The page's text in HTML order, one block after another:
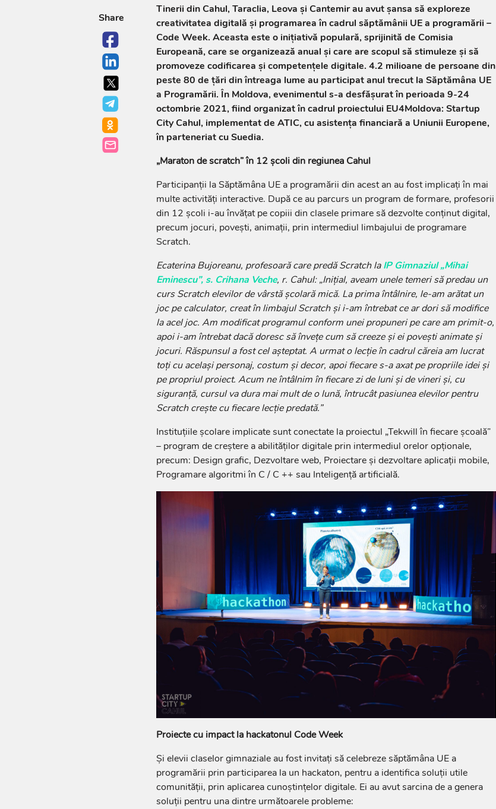
Share
Tinerii din Cahul, Taraclia, Leova și Cantemir au avut șansa să exploreze
creativitatea digitală și programarea în cadrul săptămânii UE a programării –
Code Week. Aceasta este o inițiativă populară, sprijinită de Comisia
Europeană, care se organizează anual și care are scopul să stimuleze și să
promoveze codificarea și competențele digitale. 4.2 milioane de persoane din
peste 80 de țări din întreaga lume au participat anul trecut la Săptămâna UE
a Programării. În Moldova, evenimentul s-a desfășurat în perioada 9-24
octombrie 2021, fiind organizat în cadrul proiectului EU4Moldova: Startup
City Cahul, implementat de ATIC, cu asistența financiară a Uniunii Europene,
în parteneriat cu Suedia.
„Maraton de scratch” în 12 școli din regiunea Cahul
Participanții la Săptămâna UE a programării din acest an au fost implicați în mai
multe activități interactive. După ce au parcurs un program de formare, profesorii
din 12 școli i-au învățat pe copiii din clasele primare să dezvolte conținut digital,
precum jocuri, povești, animații, prin intermediul limbajului de programare
Scratch.
Ecaterina Bujoreanu, profesoară care predă Scratch laIP Gimnaziul „Mihai
Eminescu”, s. Crihana Veche, r. Cahul: „Inițial, aveam unele temeri să predau un
curs Scratch elevilor de vârstă școlară mică. La prima întâlnire, le-am arătat un
joc pe calculator, creat în limbajul Scratch și i-am întrebat ce ar dori să modifice
la acel joc. Am modificat programul conform unei propuneri pe care am primit-o,
apoi i-am întrebat dacă doresc să învețe cum să creeze și ei povești animate și
jocuri. Răspunsul a fost cel așteptat. A urmat o lecție în cadrul căreia am lucrat
toți cu același personaj, costum și decor, apoi fiecare s-a axat pe propriile idei și
pe propriul proiect. Acum ne întâlnim în fiecare zi de luni și de vineri și, cu
siguranță, cursul va dura mai mult de o lună, întrucât pasiunea elevilor pentru
Scratch crește cu fiecare lecție predată.”
Instituțiile școlare implicate sunt conectate la proiectul „Tekwill în fiecare școală”
– program de creștere a abilităților digitale prin intermediul orelor opționale,
precum: Design grafic, Dezvoltare web, Proiectare și dezvoltare aplicații mobile,
Programare algoritmi în C / C ++ sau Inteligență artificială.
Proiecte cu impact la hackatonul Code Week
Și elevii claselor gimnaziale au fost invitați să celebreze săptămâna UE a
programării prin participarea la un hackaton, pentru a identifica soluții utile
comunității, prin aplicarea cunoștințelor digitale. Ei au avut sarcina de a genera
soluții pentru una dintre următoarele probleme: